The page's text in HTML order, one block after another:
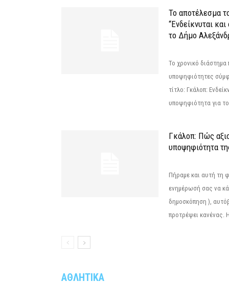
Το αποτέλεσμα
“Ενδείκνυται
το Δήμο
Το χρονικό διάστημα
υποψηφιότητες
τίτλο: Γκάλοπ:
υποψηφιότητα για
Γκάλοπ: Πώς
υποψηφιότητα
Πήραμε και αυτή τη
ενημέρωσή σας να
δημοσκόπηση ),
προτρέψει κανένας.
ΑΘΛΗΤΙΚΑ